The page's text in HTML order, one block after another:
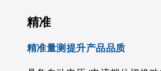
精准
精准量测提升产品品质